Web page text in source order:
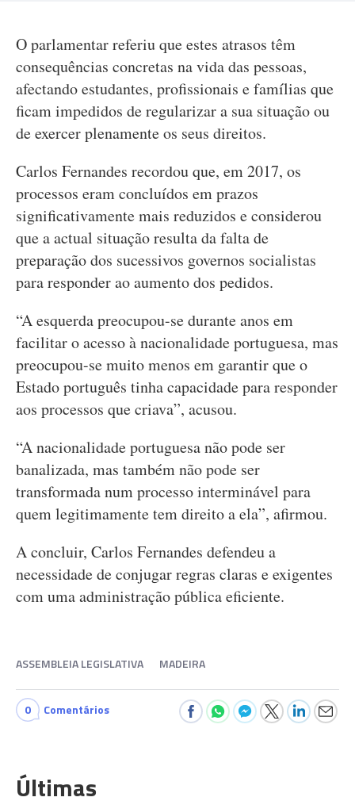
O parlamentar referiu que estes atrasos têm
consequências concretas na vida das pessoas,
afectando estudantes, profissionais e famílias que
ficam impedidos de regularizar a sua situação ou
de exercer plenamente os seus direitos.
Carlos Fernandes recordou que, em 2017, os
processos eram concluídos em prazos
significativamente mais reduzidos e considerou
que a actual situação resulta da falta de
preparação dos sucessivos governos socialistas
para responder ao aumento dos pedidos.
“A esquerda preocupou-se durante anos em
facilitar o acesso à nacionalidade portuguesa, mas
preocupou-se muito menos em garantir que o
Estado português tinha capacidade para responder
aos processos que criava”, acusou.
“A nacionalidade portuguesa não pode ser
banalizada, mas também não pode ser
transformada num processo interminável para
quem legitimamente tem direito a ela”, afirmou.
A concluir, Carlos Fernandes defendeu a
necessidade de conjugar regras claras e exigentes
com uma administração pública eficiente.
ASSEMBLEIA LEGISLATIVA MADEIRA
0 Comentários
Últimas